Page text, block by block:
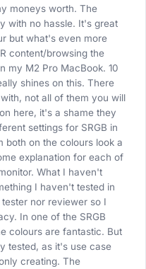
moneys worth. The
with no hassle. It's great
but what's even more
content/browsing the
my M2 Pro MacBook. 10
shines on this. There
not all of them you will
here, it's a shame they
settings for SRGB in
both on the colours look a
explanation for each of
What I haven't
I haven't tested in
nor reviewer so I
In one of the SRGB
colours are fantastic. But
tested, as it's use case
creating. The